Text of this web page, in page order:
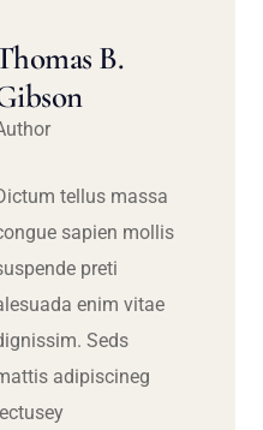
B.
tellus massa
sapien mollis
preti
enim vitae
Seds
adipiscineg